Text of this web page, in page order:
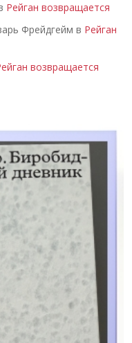
Рейган возвращается
Фрейдгейм в Рейган
возвращается